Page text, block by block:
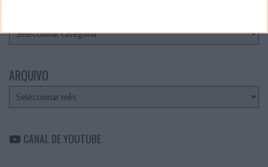
ARQUIVO
Arquivo
CANAL DE YOUTUBE